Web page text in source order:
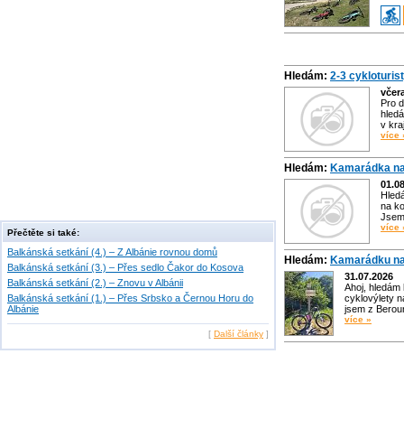
Přečtěte si také:
Balkánská setkání (4.) – Z Albánie rovnou domů
Balkánská setkání (3.) – Přes sedlo Čakor do Kosova
Balkánská setkání (2.) – Znovu v Albánii
Balkánská setkání (1.) – Přes Srbsko a Černou Horu do
Albánie
[ Další články ]
Hledám: 2-3
Pro
v
více
Hledám: Kamarádka
na
více
Hledám: Kamarádku
31.07.2026
Ahoj,
cyklovýlety
jsem z
více »